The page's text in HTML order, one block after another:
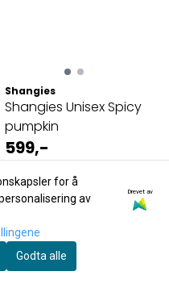
Shangies
Shangies Unisex Spicy
pumpkin
599,-
Kjøp
for å
av
Drevet av
Godta alle